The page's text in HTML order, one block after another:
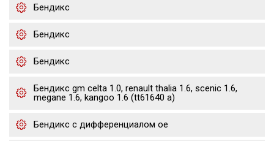
Бендикс
Бендикс
Бендикс
Бендикс gm celta 1.0, renault thalia 1.6, scenic 1.6,
megane 1.6, kangoo 1.6 (tt61640 a)
Бендикс с дифференциалом oe